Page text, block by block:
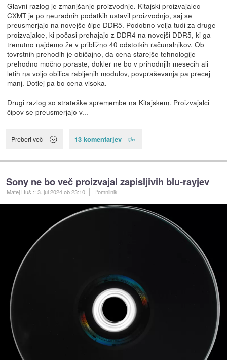
Glavni razlog je zmanjšanje proizvodnje. Kitajski proizvajalec
CXMT je po neuradnih podatkih ustavil proizvodnjo, saj se
preusmerjajo na novejše čipe DDR5. Podobno velja tudi za druge
proizvajalce, ki počasi prehajajo z DDR4 na novejši DDR5, ki ga
trenutno najdemo že v približno 40 odstotkih računalnikov. Ob
tovrstnih prehodih je običajno, da cena starejše tehnologije
prehodno močno poraste, dokler ne bo v prihodnjih mesecih ali
letih na voljo obilica rabljenih modulov, povpraševanja pa precej
manj. Dotlej pa bo cena visoka.
Drugi razlog so strateške spremembe na Kitajskem. Proizvajalci
čipov se preusmerjajo v...
Preberi več 13 komentarjev
Sony ne bo več proizvajal zapisljivih blu-rayjev
Matej Huš ::3. jul 2024ob 23:10 Pomnilnik